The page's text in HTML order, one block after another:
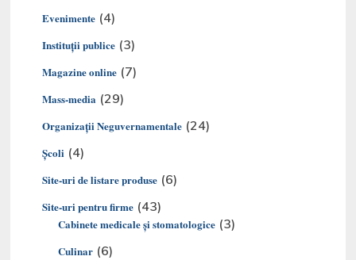
Evenimente (4)
Instituții publice (3)
Magazine online (7)
Mass-media (29)
Organizaţii Neguvernamentale (24)
Şcoli (4)
Site-uri de listare produse (6)
Site-uri pentru firme (43)
Cabinete medicale și stomatologice (3)
Culinar (6)